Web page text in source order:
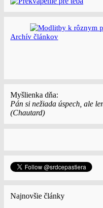
Archí­v článkov
Myšlienka dňa:
Pán si nežiada úspech, ale
(Chautard)
Najnovšie články